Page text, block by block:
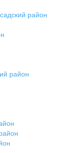
район
район